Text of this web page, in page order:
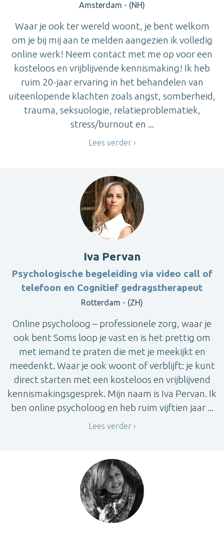
Amsterdam - (NH)
Waar je ook ter wereld woont, je bent welkom
om je bij mij aan te melden aangezien ik volledig
online werk! Neem contact met me op voor een
kosteloos en vrijblijvende kennismaking! Ik heb
ruim 20-jaar ervaring in het behandelen van
uiteenlopende klachten zoals angst, somberheid,
trauma, seksuologie, relatieproblematiek,
stress/burnout en ...
Lees verder
Iva Pervan
Psychologische begeleiding via video call of
telefoon en Cognitief gedragstherapeut
Rotterdam - (ZH)
Online psycholoog – professionele zorg, waar je
ook bent Soms loop je vast en is het prettig om
met iemand te praten die met je meekijkt en
meedenkt. Waar je ook woont of verblijft: je kunt
direct starten met een kosteloos en vrijblijvend
kennismakingsgesprek. Mijn naam is Iva Pervan. Ik
ben online psycholoog en heb ruim vijftien jaar ...
Lees verder